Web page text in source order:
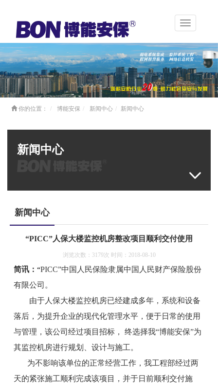
Toggle
你的位置： 博能安保 新闻中心 新闻中心
新闻中心
新闻中心
“PICC”人保大楼监控机房整改项目顺利交付使用
浏览次数：3179次 时间：2018-08-10
简讯： “PICC”中国人民保险隶属中国人民财产保险股份
有限公司。
由于人保大楼监控机房已经建成多年，系统和设备
落后，为提升企业的现代化管理水平，便于日常的使用
与管理，该公司经过项目招标， 终选择我“博能安保”为
其监控机房进行规划、设计与施工。
为不影响该单位的正常经营工作，我工程部经过两
天的紧张施工顺利完成该项目，并于日前顺利交付施